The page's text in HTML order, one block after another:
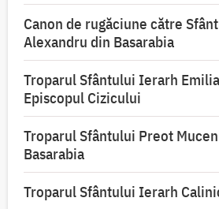
Canon de rugăciune către
Alexandru din Basarabia
Troparul Sfântului Ierarh
Episcopul Cizicului
Troparul Sfântului Preot
Basarabia
Troparul Sfântului Ierarh